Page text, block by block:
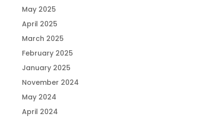
May 2025
April 2025
March 2025
February 2025
January 2025
November 2024
May 2024
April 2024